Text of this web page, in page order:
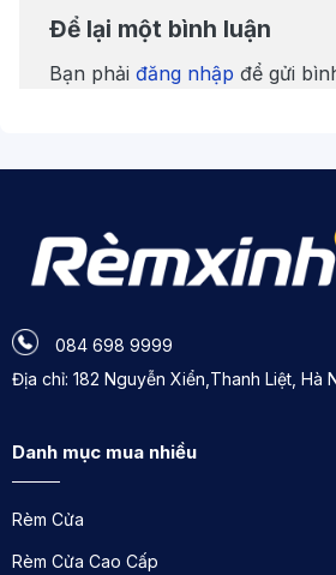
Để lại một bình luận
Bạn phải đăng nhập để gửi
084 698 9999
Địa chỉ: 182 Nguyễn Xiển,Thanh Liệt, Hà
Danh mục mua nhiều
Rèm Cửa
Rèm Cửa Cao Cấp